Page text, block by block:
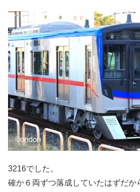
3216でした。
確か６両ずつ落成していたはずだか